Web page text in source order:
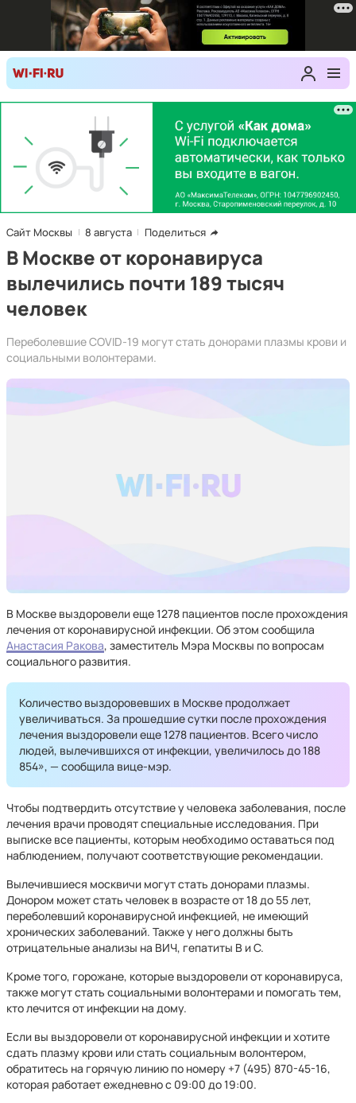
Сайт Москвы 8 августа Поделиться
В Москве от коронавируса
вылечились почти 189 тысяч
человек
Переболевшие COVID-19 могут стать донорами плазмы крови и
социальными волонтерами.
В Москве выздоровели еще 1278 пациентов после прохождения
лечения от коронавирусной инфекции. Об этом сообщила
Анастасия Ракова, заместитель Мэра Москвы по вопросам
социального развития.
Количество выздоровевших в Москве продолжает
увеличиваться. За прошедшие сутки после прохождения
лечения выздоровели еще 1278 пациентов. Всего число
людей, вылечившихся от инфекции, увеличилось до 188
854», — сообщила вице-мэр.
Чтобы подтвердить отсутствие у человека заболевания, после
лечения врачи проводят специальные исследования. При
выписке все пациенты, которым необходимо оставаться под
наблюдением, получают соответствующие рекомендации.
Вылечившиеся москвичи могут стать донорами плазмы.
Донором может стать человек в возрасте от 18 до 55 лет,
переболевший коронавирусной инфекцией, не имеющий
хронических заболеваний. Также у него должны быть
отрицательные анализы на ВИЧ, гепатиты В и С.
Кроме того, горожане, которые выздоровели от коронавируса,
также могут стать социальными волонтерами и помогать тем,
кто лечится от инфекции на дому.
Если вы выздоровели от коронавирусной инфекции и хотите
сдать плазму крови или стать социальным волонтером,
обратитесь на горячую линию по номеру +7 (495) 870-45-16,
которая работает ежедневно с 09:00 до 19:00.